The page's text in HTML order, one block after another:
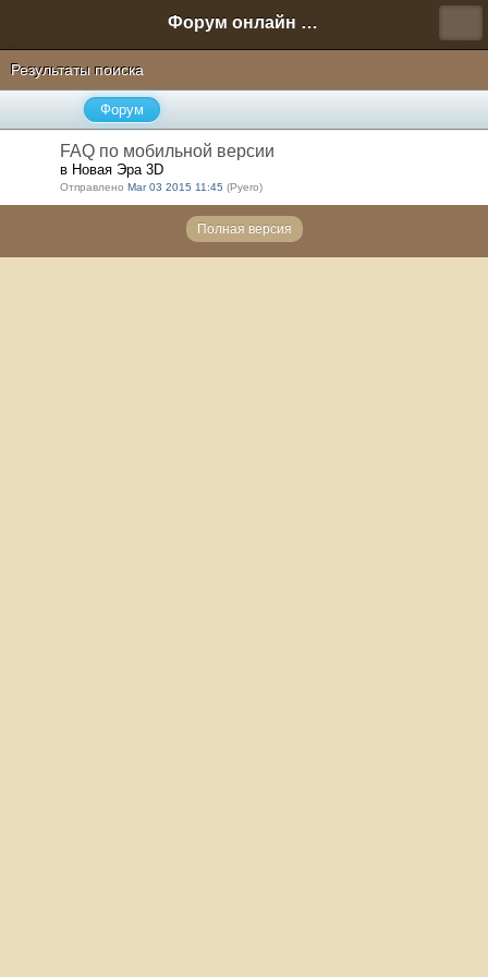
Форум онлайн игры "Новая Эра" (Нюра Биз)
Результаты поиска
Форум
FAQ по мобильной версии
в Новая Эра 3D
Отправлено Mar 03 2015 11:45 (Pyero)
Полная версия